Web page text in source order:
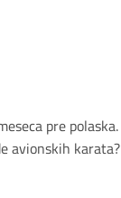
pre polaska.
avionskih karata?